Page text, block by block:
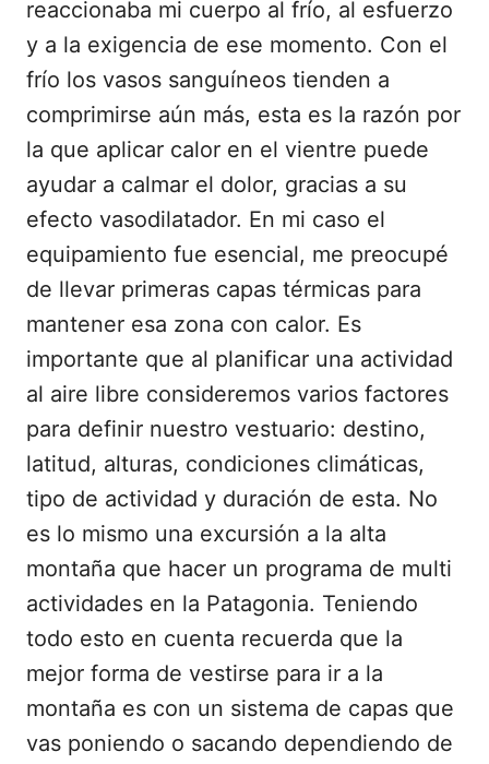
reaccionaba mi cuerpo al frío, al esfuerzo
y a la exigencia de ese momento. Con el
frío los vasos sanguíneos tienden a
comprimirse aún más, esta es la razón por
la que aplicar calor en el vientre puede
ayudar a calmar el dolor, gracias a su
efecto vasodilatador. En mi caso el
equipamiento fue esencial, me preocupé
de llevar primeras capas térmicas para
mantener esa zona con calor. Es
importante que al planificar una actividad
al aire libre consideremos varios factores
para definir nuestro vestuario: destino,
latitud, alturas, condiciones climáticas,
tipo de actividad y duración de esta. No
es lo mismo una excursión a la alta
montaña que hacer un programa de multi
actividades en la Patagonia. Teniendo
todo esto en cuenta recuerda que la
mejor forma de vestirse para ir a la
montaña es con un sistema de capas que
vas poniendo o sacando dependiendo de